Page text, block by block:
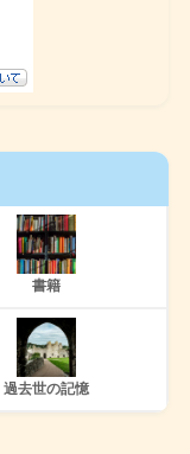
書籍
過去世の記憶